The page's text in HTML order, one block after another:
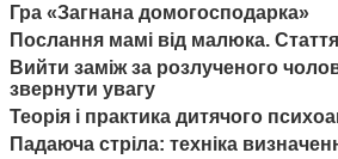
Гра «Загнана домогосподарка»
Послання мамі від малюка.
Вийти заміж за розлученого
звернути увагу
Теорія і практика дитячого
Падаюча стріла: техніка